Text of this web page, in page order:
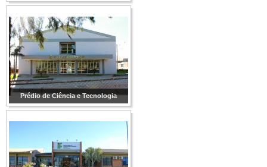
Prédio de Ciência e Tecnologia